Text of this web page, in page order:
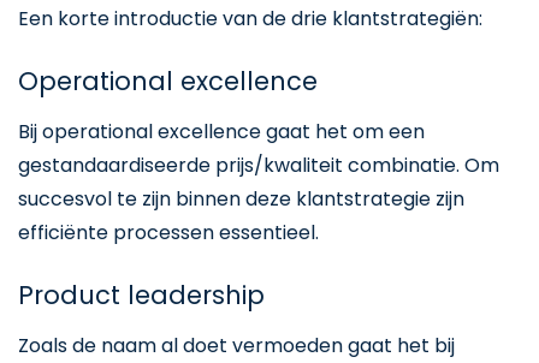
Een korte introductie van de drie klantstrategiën:
Operational excellence
Bij operational excellence gaat het om een
gestandaardiseerde prijs/kwaliteit combinatie. Om
succesvol te zijn binnen deze klantstrategie zijn
efficiënte processen essentieel.
Product leadership
Zoals de naam al doet vermoeden gaat het bij